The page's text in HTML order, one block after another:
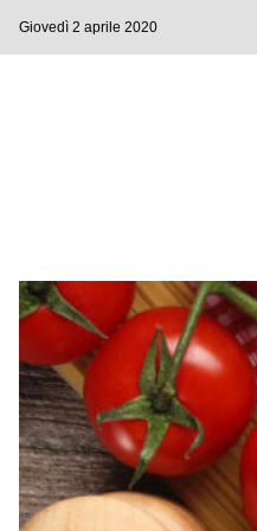
Giovedì 2 aprile 2020